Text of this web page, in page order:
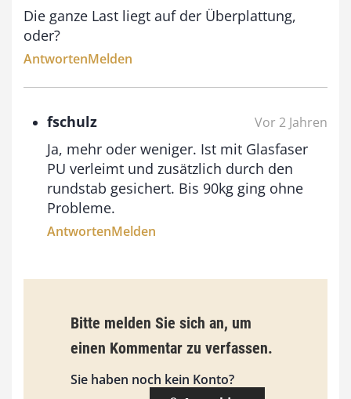
i
3
0
Die ganze Last liegt auf der Überplattung,
oder?
AntwortenMelden
fschulz Vor 2 Jahren
Ja, mehr oder weniger. Ist mit Glasfaser
PU verleimt und zusätzlich durch den
rundstab gesichert. Bis 90kg ging ohne
Probleme.
AntwortenMelden
Bitte melden Sie sich an, um
einen Kommentar zu verfassen.
Sie haben noch kein Konto?